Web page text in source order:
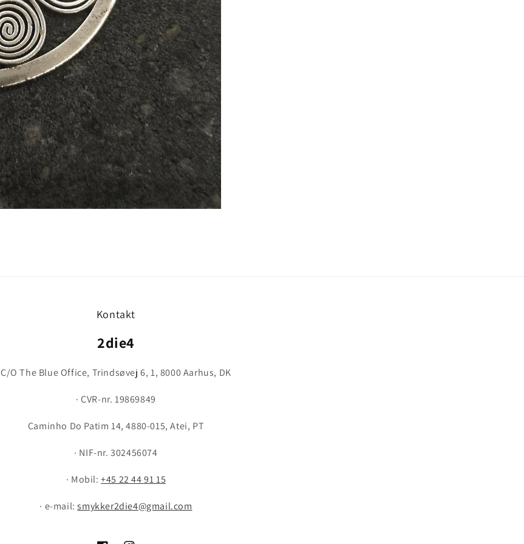
Kontakt
2die4
C/O The Blue Office, Trindsøvej 6, 1, 8000 Aarhus, DK
· CVR-nr. 19869849
Caminho Do Patim 14, 4880-015, Atei, PT
· NIF-nr. 302456074
· Mobil:+45 22 44 91 15
· e-mail:smykker2die4@gmail.com